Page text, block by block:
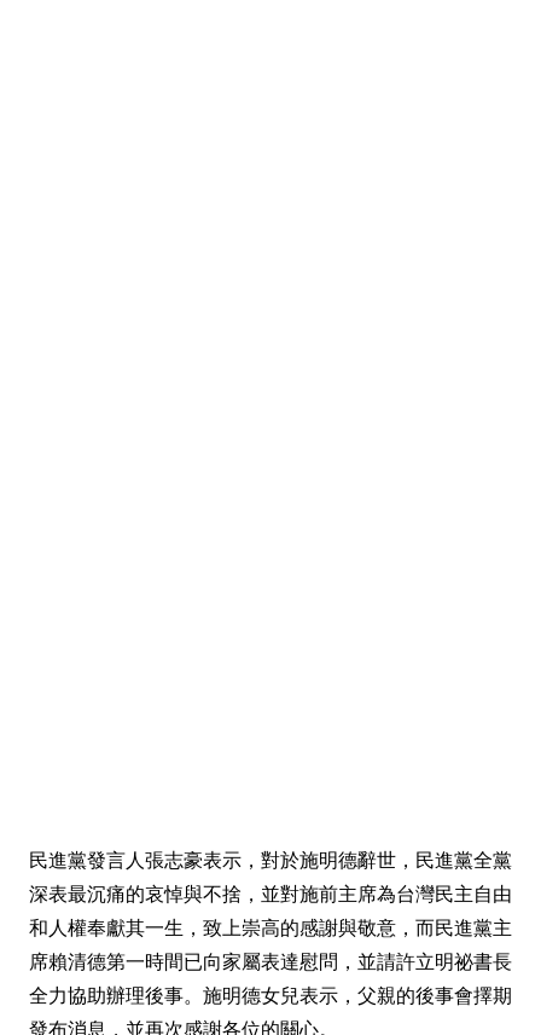
民進黨發言人張志豪表示，對於施明德辭世，民進黨全黨
深表最沉痛的哀悼與不捨，並對施前主席為台灣民主自由
和人權奉獻其一生，致上崇高的感謝與敬意，而民進黨主
席賴清德第一時間已向家屬表達慰問，並請許立明祕書長
全力協助辦理後事。施明德女兒表示，父親的後事會擇期
發布消息，並再次感謝各位的關心。